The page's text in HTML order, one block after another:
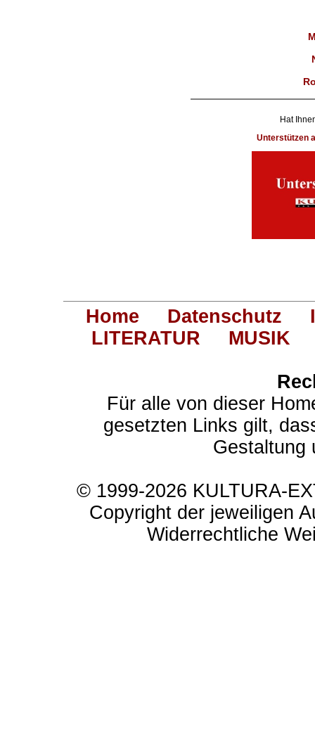
Hat
Unterstützen
Home Datenschutz
LITERATUR
MUSIK
Für alle von dieser
gesetzten Links gilt,
Gestaltung
© 1999-2026 KULTURA-
Copyright der jeweiligen
Widerrechtliche